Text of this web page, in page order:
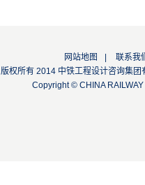
网站地图
联系我
版权所有 2014 中铁工程设计咨询
Copyright © CHINA